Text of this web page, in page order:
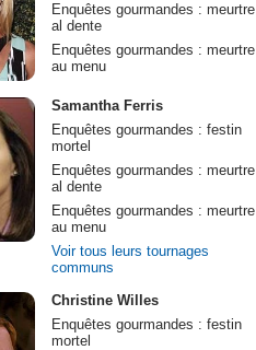
Enquêtes gourmandes : meurtre
al dente
Enquêtes gourmandes : meurtre
au menu
Samantha Ferris
Enquêtes gourmandes : festin
mortel
Enquêtes gourmandes : meurtre
al dente
Enquêtes gourmandes : meurtre
au menu
Voir tous leurs tournages
communs
Christine Willes
Enquêtes gourmandes : festin
mortel